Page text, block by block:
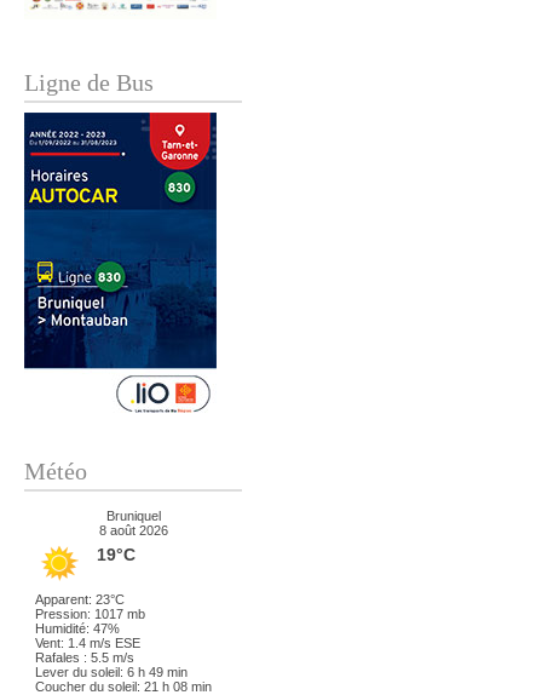
Ligne de Bus
Météo
Bruniquel
8 août 2026
19°C
Apparent: 23°C
Pression: 1017 mb
Humidité: 47%
Vent: 1.4 m/s ESE
Rafales : 5.5 m/s
Lever du soleil: 6 h 49 min
Coucher du soleil: 21 h 08 min